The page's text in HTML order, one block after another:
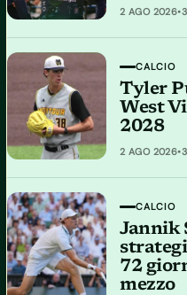
2 AGO 2026•
CALCIO
Tyler
West
2028
2 AGO 2026•
CALCIO
Jannik
72
mezzo